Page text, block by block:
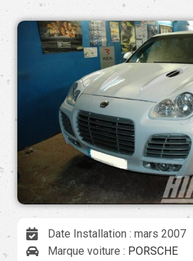
Date Installation : mars 2007
Marque voiture : PORSCHE